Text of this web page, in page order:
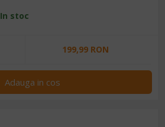
In stoc
199,99 RON
Adauga in cos